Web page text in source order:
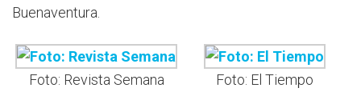
Buenaventura.
Foto: Revista Semana Foto: El Tiempo